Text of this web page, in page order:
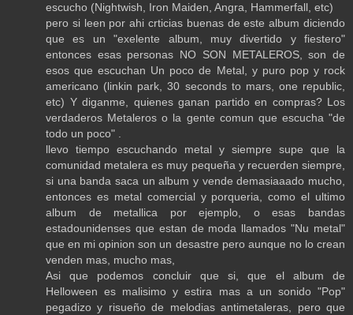
escucho (Nightwish, Iron Maiden, Angra, Hammerfall, etc)
pero si leen por ahi crticias buenas de este album diciendo
que es un "exelente album, muy divertido y fiestero"
entonces esas personas NO SON METALEROS, son de
esos que escuchan Un poco de Metal, y puro pop y rock
americano (linkin park, 30 seconds to mars, one republic,
etc) Y diganme, quienes ganan partido en compras? Los
verdaderos Metaleros o la gente comun que escucha "de
todo un poco" .
llevo tiempo escuchando metal y siempre supe que la
comunidad metalera es muy pequeña y recuerden siempre,
si una banda saca un album y vende demasiaaado mucho,
entonces es metal comercial y porqueria, como el ultimo
album de metallica por ejemplo, o esas bandas
estadounidenses que estan de moda llamados "Nu metal"
que en mi opinion son un desastre pero aunque no lo crean
venden mas, mucho mas,
Asi que podemos concluir que si, que el album de
Helloween es malisimo y estira mas a un sonido "Pop"
pegadizo y risueño de melodias antimetaleras, pero que